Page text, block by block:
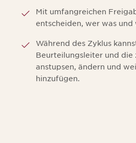
Mit umfangreichen
entscheiden, wer was und
Während des Zyklus
Beurteilungsleiter und die
anstupsen, ändern und
hinzufügen.